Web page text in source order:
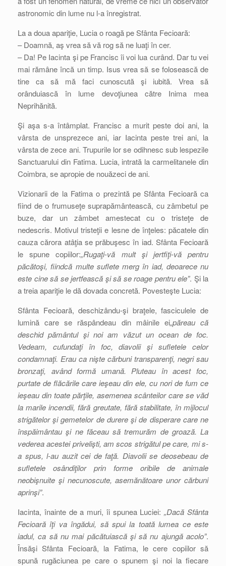
astronomic din lume nu l-a înregistrat.
La a doua apariţie, Lucia o roagă pe Sfânta Fecioară:
– Doamnă, aş vrea să vă rog să ne luaţi în cer.
– Da! Pe Iacinta şi pe Francisc îi voi lua curând. Dar tu vei
mai rămâne încă un timp. Isus vrea să se folosească de
tine ca să mă faci cunoscută şi iubită. Vrea să
orânduiască în lume devoţiunea către Inima mea
Neprihănită.
Şi aşa s-a întâmplat. Francisc a murit peste doi ani, la
vârsta de unsprezece ani, iar Iacinta peste trei ani, la
vârsta de zece ani. Trupurile lor se odihnesc sub lespezile
Sanctuarului din Fatima. Lucia, intrată la carmelitanele din
Coimbra, se apropie de nouăzeci de ani.
Vizionarii de la Fatima o prezintă pe Sfânta Fecioară ca
fiind de o frumuseţe suprapământească, cu zâmbetul pe
buze, dar un zâmbet amestecat cu o tristeţe de
nedescris. Motivul tristeţii e lesne de înţeles: păcatele din
cauza cărora atâţia se prăbuşesc în iad. Sfânta Fecioară
le spune copiilor:„Rugaţi-vă mult şi jertfiţi-vă pentru
păcătoşi, fiindcă multe suflete merg în iad, deoarece nu
este cine să se jertfească şi să se roage pentru ele”. Şi la
a treia apariţie le dă dovada concretă. Povesteşte Lucia:
Sfânta Fecioară, deschizându-şi braţele, fasciculele de
lumină care se răspândeau din mâinile ei„păreau că
deschid pământul şi noi am văzut un ocean de foc.
Vedeam, cufundaţi în foc, diavolii şi sufletele celor
condamnaţi. Erau ca nişte cărbuni transparenţi, negri sau
bronzaţi, având formă umană. Pluteau în acest foc,
purtate de flăcările care ieşeau din ele, cu nori de fum ce
ieşeau din toate părţile, asemenea scânteilor care se văd
la marile incendii, fără greutate, fără stabilitate, în mijlocul
strigătelor şi gemetelor de durere şi de disperare care ne
înspăimântau şi ne făceau să tremurăm de groază. La
vederea acestei privelişti, am scos strigătul pe care, mi s-
a spus, l-au auzit cei de faţă. Diavolii se deosebeau de
sufletele osândiţilor prin forme oribile de animale
neobişnuite şi necunoscute, asemănătoare unor cărbuni
aprinşi”.
Iacinta, înainte de a muri, îi spunea Luciei:„Dacă Sfânta
Fecioară îţi va îngădui, să spui la toată lumea ce este
iadul, ca să nu mai păcătuiască şi să nu ajungă acolo”.
Însăşi Sfânta Fecioară, la Fatima, le cere copiilor să
spună rugăciunea pe care o spunem şi noi la fiecare